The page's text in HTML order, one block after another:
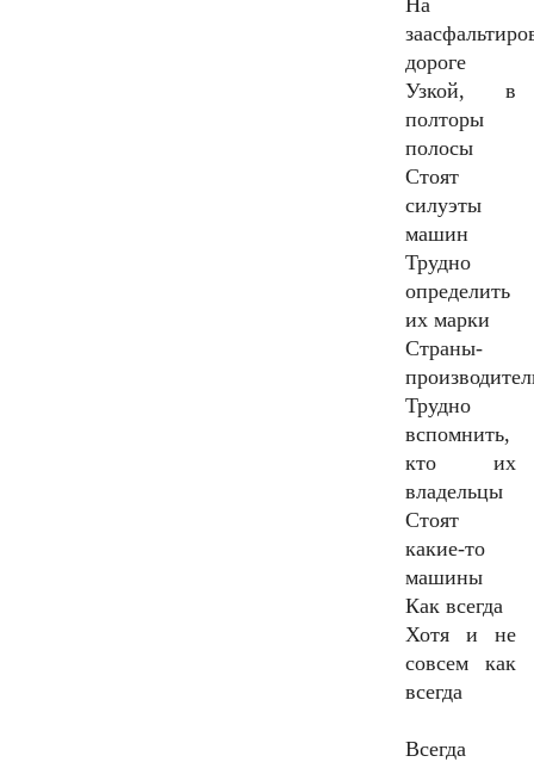
На
дороге
Узкой, в
полторы
полосы
Стоят
силуэты
машин
Трудно
определить
их марки
Страны-
Трудно
вспомнить,
кто их
владельцы
Стоят
какие-то
машины
Как всегда
Хотя и не
совсем как
всегда
Всегда